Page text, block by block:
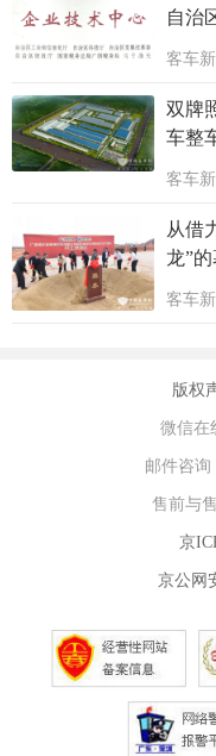
自治
客车
双牌
车整
客车
从借
龙”
客车
版权
微信在
邮件咨询
售前与
京
京公网